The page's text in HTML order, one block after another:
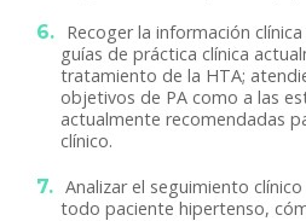
Recoger la información
guías de práctica clínica
tratamiento de la HTA;
objetivos de PA como a las
actualmente recomendadas
clínico.
Analizar el seguimiento
todo paciente hipertenso,